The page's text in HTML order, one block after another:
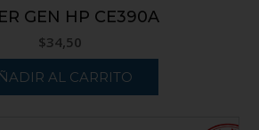
GEN HP CE390A
$34,50
AL CARRITO